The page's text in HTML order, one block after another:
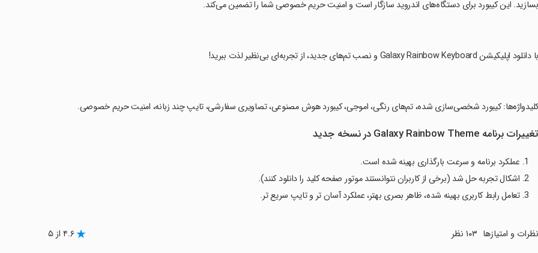
بسازید. این کیبورد برای دستگاه‌های اندروید سازگار است و امنیت حریم خصوصی شما را تضمین می‌کند.
‏با دانلود اپلیکیشن Galaxy Rainbow Keyboard و نصب تم‌های جدید، از تجربه‌ای بی‌نظیر لذت ببرید!
‏کلیدواژه‌ها: کیبورد شخصی‌سازی شده، تم‌های رنگی، اموجی، کیبورد هوش مصنوعی، تصاویری سفارشی، تایپ چند زبانه، امنیت حریم خصوصی.
تغییرات برنامه Galaxy Rainbow Theme در نسخه جدید
1. عملکرد برنامه و سرعت بارگذاری بهینه شده است.
2. اشکال تجربه حل شد (برخی از کاربران نتوانستند موتور صفحه کلید را دانلود کنند).
3. تعامل رابط کاربری بهینه شده، ظاهر بصری بهتر، عملکرد آسان تر و تایپ سریع تر.
نظرات و امتیازها ۴.۶ از ۵